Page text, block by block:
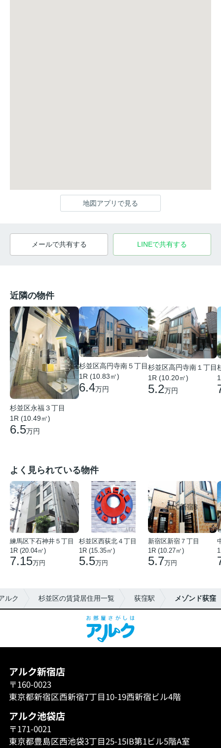
地図アプリで見る
メールで共有する LINEで共有する
近隣の物件
杉並区永福３丁目
1R (10.49㎡)
6.5万円
杉並区高円寺南５丁目
1R (10.83㎡)
6.4万円
杉並区高円寺南１丁目
1R (10.20㎡)
5.2万円
よく見られている物件
練馬区下石神井５丁目
1R (20.04㎡)
7.15万円
杉並区西荻北４丁目
1R (15.35㎡)
5.5万円
新宿区新宿７丁目
1R (10.27㎡)
5.7万円
ルク 杉並区の賃貸居住用一覧 荻窪駅 メゾンド荻窪
アルク新宿店
〒160-0023
東京都新宿区西新宿7丁目10-19西新宿ビル4階
アルク池袋店
〒171-0021
東京都豊島区西池袋3丁目25-15IB第1ビル5階A室